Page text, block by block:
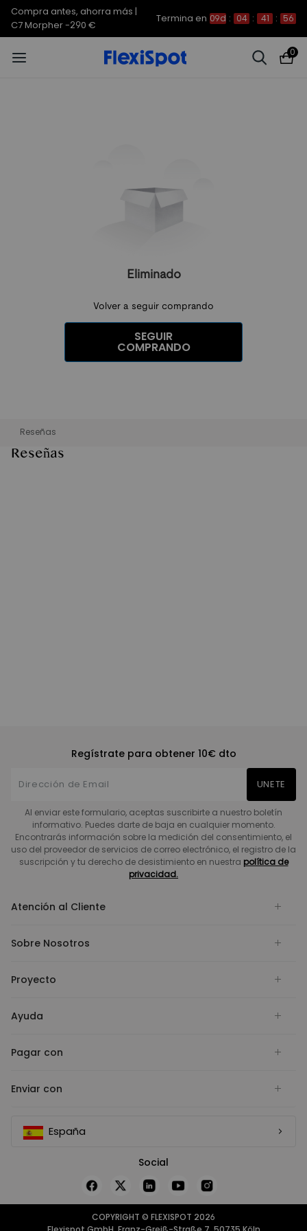
Compra antes, ahorra más |
C7 Morpher -290 €
Termina en 09d : 04 : 41 : 56
0
Eliminado
Volver a seguir comprando
SEGUIR
COMPRANDO
Reseñas
Reseñas
Regístrate para obtener 10€ dto
UNETE
Al enviar este formulario, aceptas suscribirte a nuestro boletín
informativo. Puedes darte de baja en cualquier momento.
Encontrarás información sobre la medición del consentimiento, el
uso del proveedor de servicios de correo electrónico, el registro de la
suscripción y tu derecho de desistimiento en nuestra política de
privacidad.
Atención al Cliente
Sobre Nosotros
Proyecto
Ayuda
Pagar con
Enviar con
España
Social
COPYRIGHT © FLEXISPOT 2026